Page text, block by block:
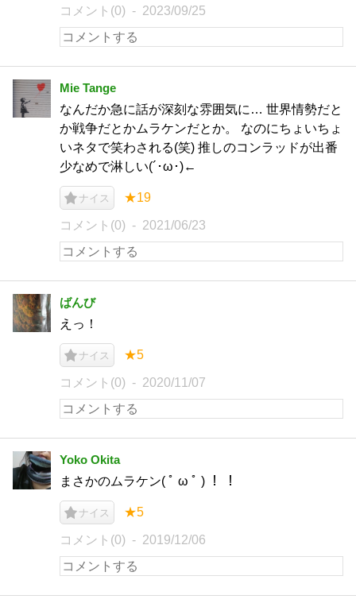
コメント(0) 2023/09/25
Mie Tange
なんだか急に話が深刻な雰囲気に… 世界情勢だと
か戦争だとかムラケンだとか。 なのにちょいちょ
いネタで笑わされる(笑) 推しのコンラッドが出番
少なめで淋しい(´･ω･)←
ナイス ★19
コメント(0) 2021/06/23
ばんび
えっ！
ナイス ★5
コメント(0) 2020/11/07
Yoko Okita
まさかのムラケン( ﾟ ω ﾟ ) ！ ！
ナイス ★5
コメント(0) 2019/12/06